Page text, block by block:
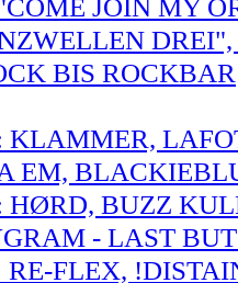
JOIN MY
BIS ROCKBAR
KLAMMER,
EM,
HØRD, BUZZ
- LAST
RE-FLEX,